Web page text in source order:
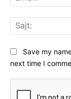
Save my
next time I